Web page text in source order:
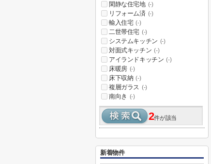
閑静な住宅地 (-)
リフォーム済 (-)
輸入住宅 (-)
二世帯住宅 (-)
システムキッチン (-)
対面式キッチン (-)
アイランドキッチン (-)
床暖房 (-)
床下収納 (-)
複層ガラス (-)
南向き (-)
2件が該当
新着物件